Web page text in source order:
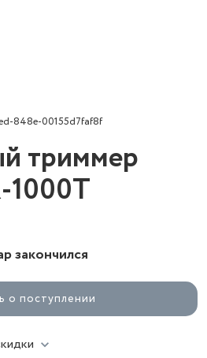
848e-00155d7faf8f
триммер
1000T
закончился
о поступлении